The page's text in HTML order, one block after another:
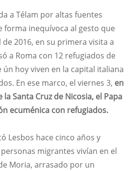
a Télam por altas fuentes
forma inequívoca al gesto que
2016, en su primera visita a
a Roma con 12 refugiados de
hoy viven en la capital italiana
En ese marco, el viernes 3, en
Santa Cruz de Nicosia, el Papa
ecuménica con refugiados.
Lesbos hace cinco años y
migrantes vivían en el
Moria, arrasado por un